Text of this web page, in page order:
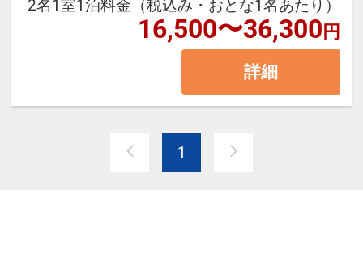
・ミネラルウォーターおひとり様に
つき1本付（お部屋に用意）
・レイトチェックアウト通常11：
00→12：00
・アルコール類飲み放題100分おひ
とり様3,000円（夕食開始時にレス
2名1室1泊料金（税込み・おとな1名あたり）
16,500〜36,300円
詳細
1